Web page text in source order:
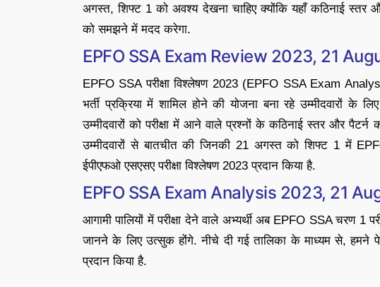
अगस्त, शिफ्ट 1 को अवश्य देखना चाहिए क्योंकि यहाँ कठिनाई स्तर
को समझने में मदद करेगा.
EPFO SSA Exam Review 2023, 21
EPFO SSA परीक्षा विश्लेषण 2023 (EPFO SSA Exam
भर्ती प्रक्रिया में शामिल होने की योजना बना रहे उम्मीदवारों के
उम्मीदवारों को परीक्षा में आने वाले प्रश्नों के कठिनाई स्तर और
उम्मीदवारों से बातचीत की जिनकी 21 अगस्त को शिफ्ट 1 में
ईपीएफओ एसएसए परीक्षा विश्लेषण 2023 प्रदान किया है.
EPFO SSA Exam Analysis 2023, 21
आगामी पालियों में परीक्षा देने वाले अभ्यर्थी अब EPFO SSA चरण 1
जानने के लिए उत्सुक होंगे. नीचे दी गई तालिका के माध्यम से, हमने
प्रदान किया है.